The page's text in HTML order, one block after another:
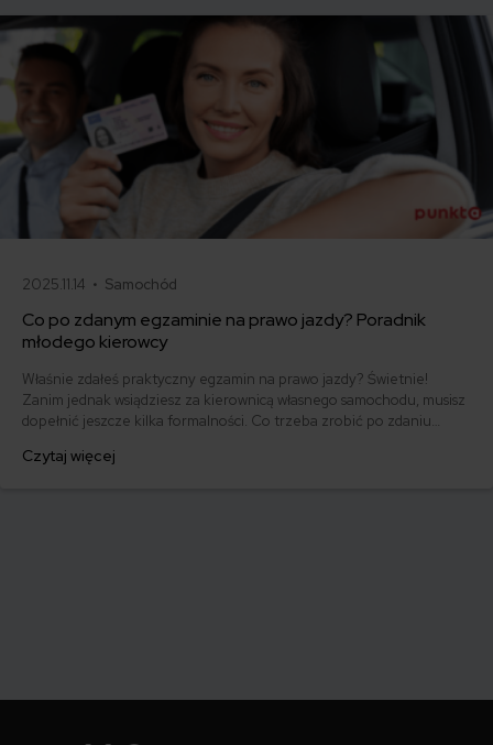
2025.11.14 • Samochód
Co po zdanym egzaminie na prawo jazdy? Poradnik
młodego kierowcy
Właśnie zdałeś praktyczny egzamin na prawo jazdy? Świetnie!
Zanim jednak wsiądziesz za kierownicą własnego samochodu, musisz
dopełnić jeszcze kilka formalności. Co trzeba zrobić po zdaniu
którym szybko załatwisz sprawy urzędowe i będziesz mógł prowadzić
Czytaj więcej